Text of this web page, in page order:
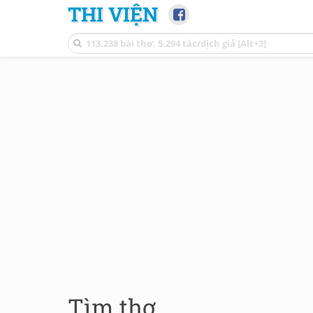
THI VIỆN
Tìm thơ